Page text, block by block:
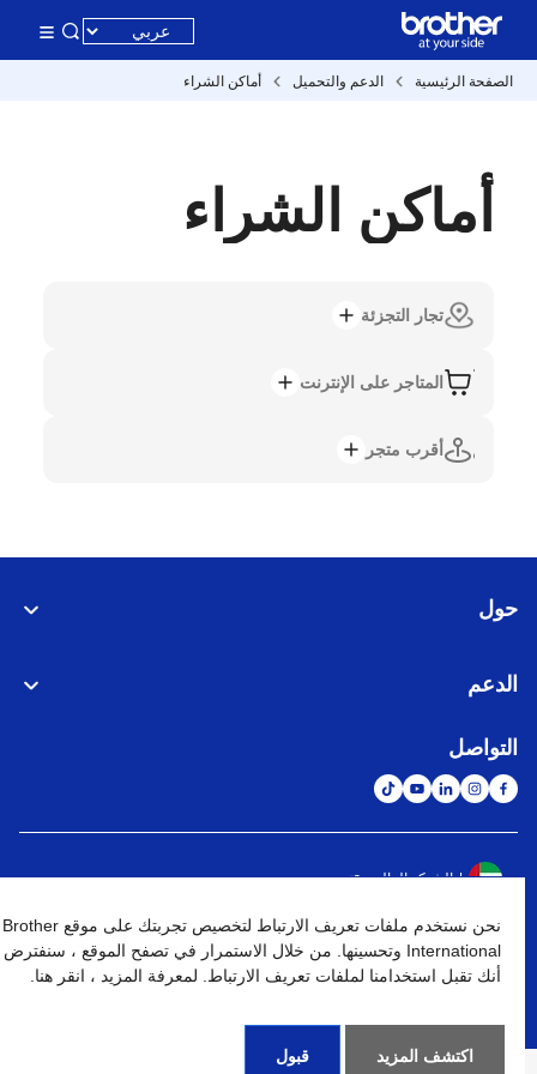
الصفحة الرئيسية الدعم والتحميل أماكن الشراء
أماكن الشراء
تجار التجزئة
المتاجر على الإنترنت
أقرب متجر
حول
الدعم
التواصل
الشبكة العالمية
نهج الخصوصية شروط الإستخدام خريطة الموقع الإنتقال إلى الموقع العالمي
كافة الحقوق محفوظة. BROTHER INTERNATIONAL (GULF) FZE
نحن نستخدم ملفات تعريف الارتباط لتخصيص تجربتك على موقع Brother
International وتحسينها. من خلال الاستمرار في تصفح الموقع ، سنفترض
أنك تقبل استخدامنا لملفات تعريف الارتباط. لمعرفة المزيد ، انقر هنا.
اكتشف المزيد قبول